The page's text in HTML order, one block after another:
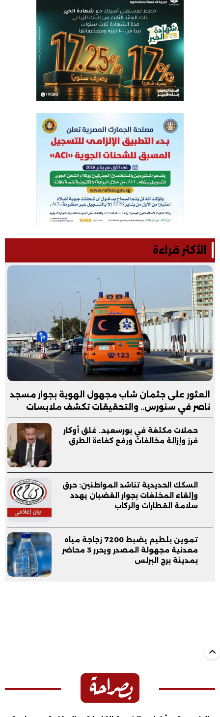
الأكثر قراءة
العثور على جثمان شاب مجهول الهوية بجوار مسجد
ناصر في سنورس.. والتحقيقات تكشف ملابسات
الواقعة
حملات مكثفة في بورسعيد.. غلق أوكار
فرز وإزالة مخالفات ورفع كفاءة الطرق
السكك الحديدية تناشد المواطنين: حرق
وإلقاء المخلفات بجوار القضبان يهدد
سلامة القطارات والركاب
تموين بلطيم يضبط 7200 زجاجة مياه
معدنية مجهولة المصدر ويحرر 3 محاضر
بمدينة برج البرلس